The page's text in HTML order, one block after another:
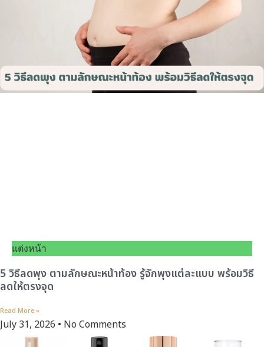
แต่งหน้า
5 วิธีลดพุง ตามลักษณะหน้าท้อง รู้จักพุงแต่ละแบบ พร้อมวิธี
ลดให้ตรงจุด
Read More »
July 31, 2026 No Comments